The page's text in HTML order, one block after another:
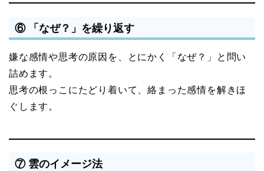
⑥ 「なぜ？」を繰り返す
嫌な感情や思考の原因を、とにかく「なぜ？」と問い
詰めます。
思考の根っこにたどり着いて、絡まった感情を解きほ
ぐします。
⑦ 雲のイメージ法